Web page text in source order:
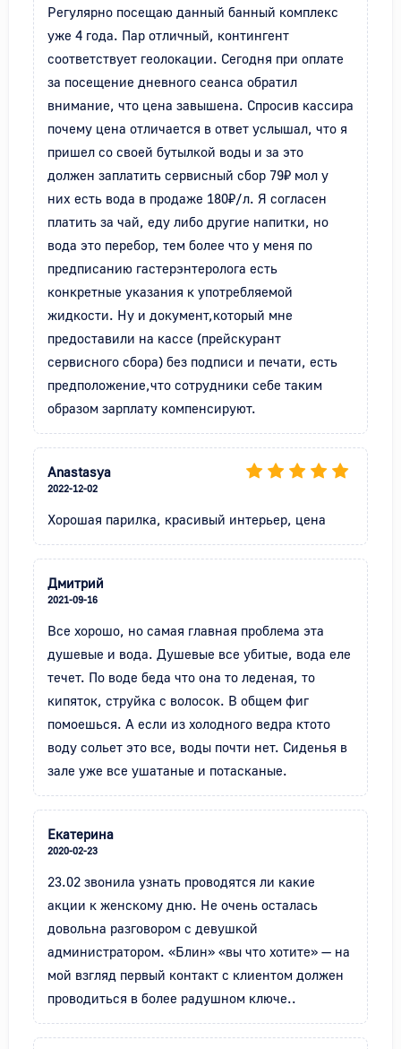
Регулярно посещаю данный банный комплекс
уже 4 года. Пар отличный, контингент
соответствует геолокации. Сегодня при оплате
за посещение дневного сеанса обратил
внимание, что цена завышена. Спросив кассира
почему цена отличается в ответ услышал, что я
пришел со своей бутылкой воды и за это
должен заплатить сервисный сбор 79₽ мол у
них есть вода в продаже 180₽/л. Я согласен
платить за чай, еду либо другие напитки, но
вода это перебор, тем более что у меня по
предписанию гастерэнтеролога есть
конкретные указания к употребляемой
жидкости. Ну и документ,который мне
предоставили на кассе (прейскурант
сервисного сбора) без подписи и печати, есть
предположение,что сотрудники себе таким
образом зарплату компенсируют.
Anastasya
2022-12-02
Хорошая парилка, красивый интерьер, цена
Дмитрий
2021-09-16
Все хорошо, но самая главная проблема эта
душевые и вода. Душевые все убитые, вода еле
течет. По воде беда что она то леденая, то
кипяток, струйка с волосок. В общем фиг
помоешься. А если из холодного ведра ктото
воду сольет это все, воды почти нет. Сиденья в
зале уже все ушатаные и потасканые.
Екатерина
2020-02-23
23.02 звонила узнать проводятся ли какие
акции к женскому дню. Не очень осталась
довольна разговором с девушкой
администратором. «Блин» «вы что хотите» — на
мой взгляд первый контакт с клиентом должен
проводиться в более радушном ключе..